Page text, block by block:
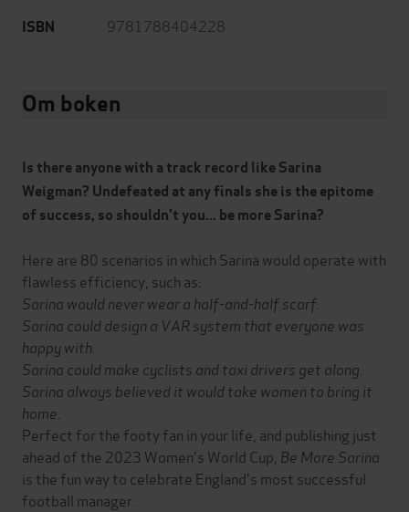
ISBN 9781788404228
Om boken
Is there anyone with a track record like Sarina
Weigman? Undefeated at any finals she is the epitome
of success, so shouldn't you... be more Sarina?
Here are 80 scenarios in which Sarina would operate with
flawless efficiency, such as:
Sarina would never wear a half-and-half scarf
Sarina could design a VAR system that everyone was
happy with.
Sarina could make cyclists and taxi drivers get along.
Sarina always believed it would take women to bring it
home.
Perfect for the footy fan in your life, and publishing just
ahead of the 2023 Women's World Cup, Be More Sarina
is the fun way to celebrate England's most successful
football manager.